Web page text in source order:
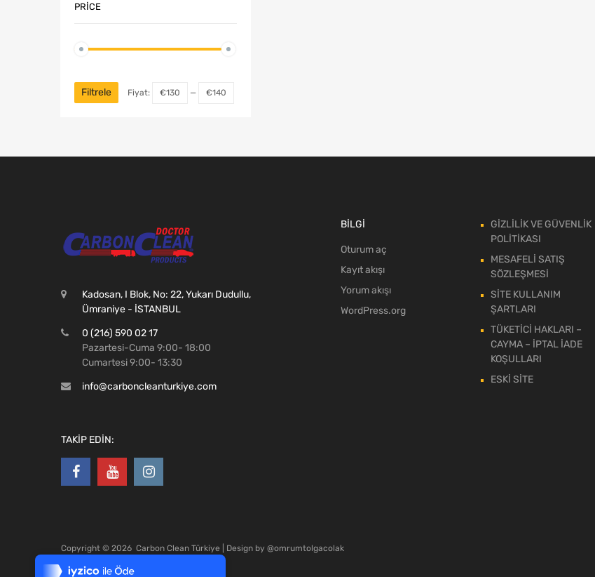
7/24 Canlı Destek
PRICE
Filtrele Fiyat: €130 — €140
Kadosan, I Blok, No: 22, Yukarı Dudullu,
Ümraniye - İSTANBUL
0 (216) 590 02 17
Pazartesi-Cuma 9:00- 18:00
Cumartesi 9:00- 13:30
info@carboncleanturkiye.com
TAKİP EDİN:
BİLGİ
Oturum aç
Kayıt akışı
Yorum akışı
WordPress.org
GİZLİLİK VE GÜVENLİK
POLİTİKASI
MESAFELİ SATIŞ
SÖZLEŞMESİ
SİTE KULLANIM
ŞARTLARI
TÜKETİCİ HAKLARI –
CAYMA – İPTAL İADE
KOŞULLARI
ESKİ SİTE
Copyright © 2026 Carbon Clean Türkiye | Design by @omrumtolgacolak